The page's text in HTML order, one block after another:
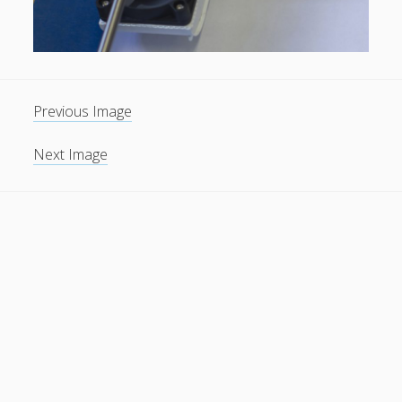
Previous Image
Next Image